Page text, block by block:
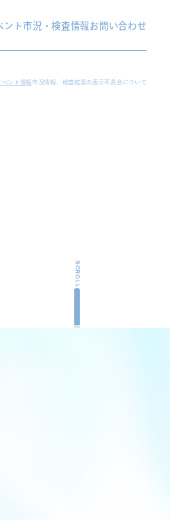
ント市況・検査情報お問い合わせ
ベント情報市況情報、検査結果の表示不具合について
SCROLL